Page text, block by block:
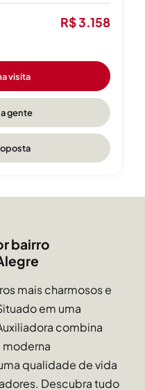
R$ 3.158
visita
gente
bairro
mais charmosos e
em uma
combina
qualidade de vida
Descubra tudo